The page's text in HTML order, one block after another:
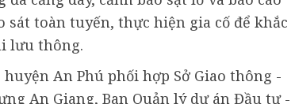
toàn tuyến, thực hiện gia cố để khắc
lưu thông.
An Phú phối hợp Sở Giao thông -
An Giang, Ban Quản lý dự án Đầu tư -